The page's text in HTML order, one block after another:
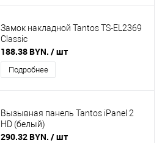
Замок накладной Tantos TS-EL2369
Classic
188.38 BYN. / шт
Подробнее
Вызывная панель Tantos iPanel 2
HD (белый)
290.32 BYN. / шт